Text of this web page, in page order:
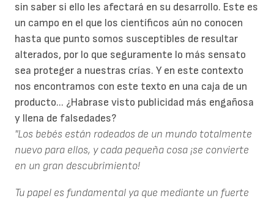
sin saber si ello les afectará en su desarrollo. Este es
un campo en el que los científicos aún no conocen
hasta que punto somos susceptibles de resultar
alterados, por lo que seguramente lo más sensato
sea proteger a nuestras crías. Y en este contexto
nos encontramos con este texto en una caja de un
producto... ¿Habrase visto publicidad más engañosa
y llena de falsedades?
"Los bebés están rodeados de un mundo totalmente
nuevo para ellos, y cada pequeña cosa ¡se convierte
en un gran descubrimiento!
Tu papel es fundamental ya que mediante un fuerte